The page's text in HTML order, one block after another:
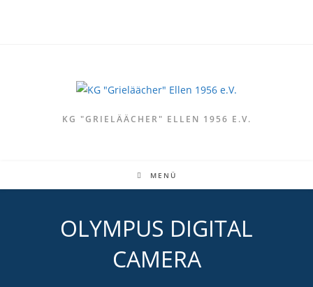
KG "GRIELÄÄCHER" ELLEN 1956 E.V.
MENÜ
OLYMPUS DIGITAL
CAMERA